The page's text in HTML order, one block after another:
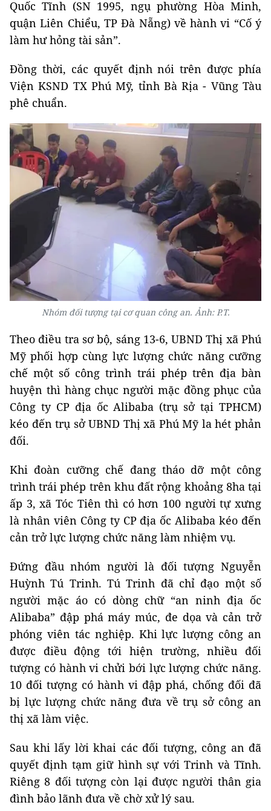
Quốc Tĩnh (SN 1995, ngụ phường Hòa Minh,
quận Liên Chiểu, TP Đà Nẵng) về hành vi “Cố ý
làm hư hỏng tài sản”.
Đồng thời, các quyết định nói trên được phía
Viện KSND TX Phú Mỹ, tỉnh Bà Rịa - Vũng Tàu
phê chuẩn.
Nhóm đối tượng tại cơ quan công an. Ảnh: P.T.
Theo điều tra sơ bộ, sáng 13-6, UBND Thị xã Phú
Mỹ phối hợp cùng lực lượng chức năng cưỡng
chế một số công trình trái phép trên địa bàn
huyện thì hàng chục người mặc đồng phục của
Công ty CP địa ốc Alibaba (trụ sở tại TPHCM)
kéo đến trụ sở UBND Thị xã Phú Mỹ la hét phản
đối.
Khi đoàn cưỡng chế đang tháo dỡ một công
trình trái phép trên khu đất rộng khoảng 8ha tại
ấp 3, xã Tóc Tiên thì có hơn 100 người tự xưng
là nhân viên Công ty CP địa ốc Alibaba kéo đến
cản trở lực lượng chức năng làm nhiệm vụ.
Đứng đầu nhóm người là đối tượng Nguyễn
Huỳnh Tú Trinh. Tú Trinh đã chỉ đạo một số
người mặc áo có dòng chữ “an ninh địa ốc
Alibaba” đập phá máy múc, đe dọa và cản trở
phóng viên tác nghiệp. Khi lực lượng công an
được điều động tới hiện trường, nhiều đối
tượng có hành vi chửi bới lực lượng chức năng.
10 đối tượng có hành vi đập phá, chống đối đã
bị lực lượng chức năng đưa về trụ sở công an
thị xã làm việc.
Sau khi lấy lời khai các đối tượng, công an đã
quyết định tạm giữ hình sự với Trinh và Tĩnh.
Riêng 8 đối tượng còn lại được người thân gia
đình bảo lãnh đưa về chờ xử lý sau.